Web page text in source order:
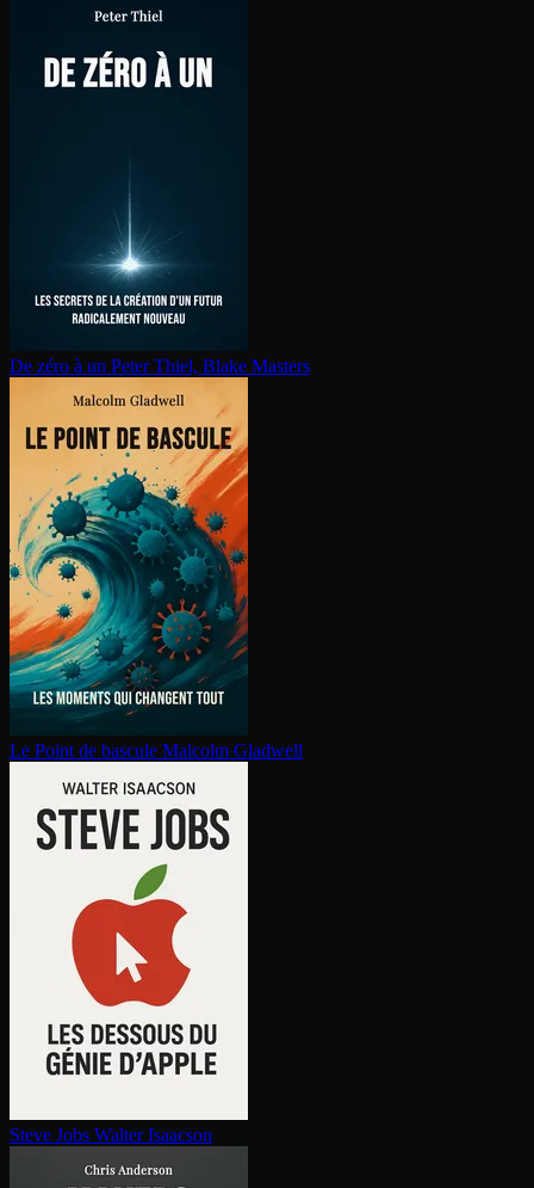
De zéro à un Peter Thiel, Blake Masters
Le Point de bascule Malcolm Gladwell
Steve Jobs Walter Isaacson